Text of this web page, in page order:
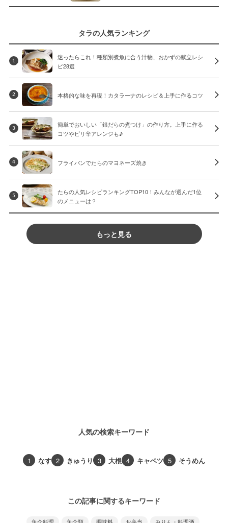
タラの人気ランキング
1
迷ったらこれ！種類別煮魚に合う汁物、おかずの献立レシ
ピ28選
2 本格的な味を再現！カタラーナのレシピ＆上手に作るコツ
3
簡単でおいしい「銀だらの煮つけ」の作り方。上手に作る
コツやピリ辛アレンジも♪
4 フライパンでたらのマヨネーズ焼き
5
たらの人気レシピランキングTOP10！みんなが選んだ1位
のメニューは？
もっと見る
人気の検索キーワード
1 なす 2 きゅうり 3 大根 4 キャベツ 5 そうめん
この記事に関するキーワード